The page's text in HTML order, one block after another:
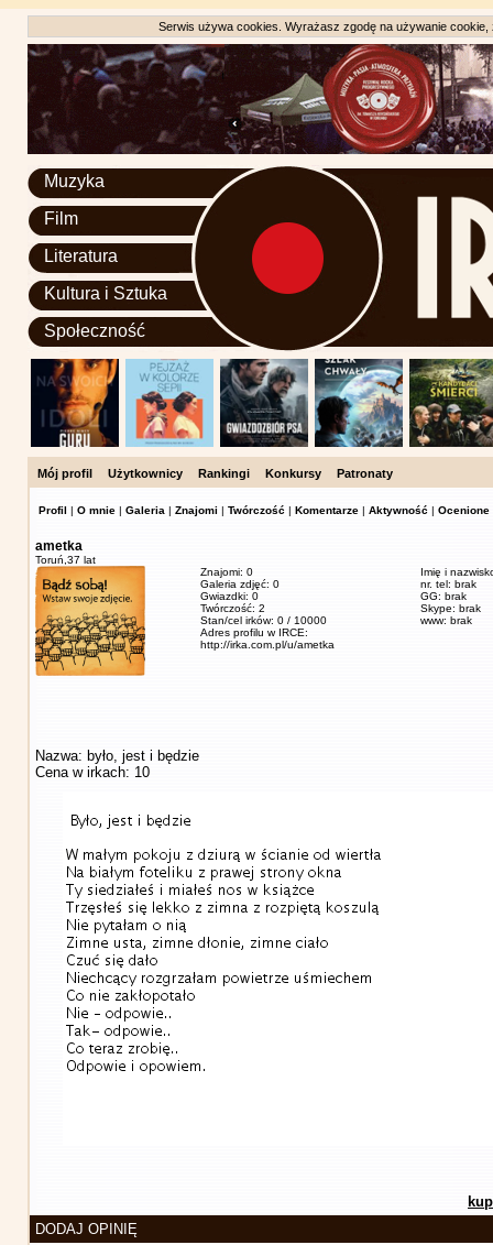
Serwis używa cookies. Wyrażasz zgodę na używanie
Muzyka
Film
Literatura
Kultura i Sztuka
Społeczność
Mój profil Użytkownicy Rankingi Konkursy Patronaty
Profil | O mnie | Galeria | Znajomi | Twórczość | Komentarze | Aktywność | Ocenione
ametka
Toruń, 37 lat
Znajomi: 0
Galeria zdjęć: 0
Gwiazdki: 0
Twórczość: 2
Stan/cel irków: 0 / 10000
Adres profilu w IRCE:
http://irka.com.pl/u/ametka
Imię i
nr. tel: brak
GG: brak
Skype: brak
www: brak
Nazwa: było, jest i będzie
Cena w irkach: 10
DODAJ OPINIĘ